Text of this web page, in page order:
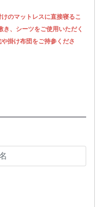
のマットレスに直接寝るこ
き、シーツをご使用いただく
掛け布団をご持参くださ